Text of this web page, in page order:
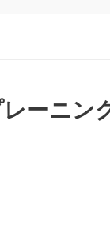
レーニ